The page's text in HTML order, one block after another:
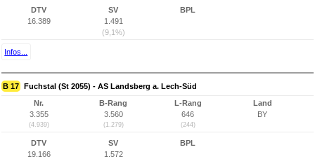
DTV
16.389
SV
1.491
(9,1%)
BPL
Infos...
B 17 Fuchstal (St 2055) - AS Landsberg a. Lech-Süd
Nr.
3.355
(4.939)
B-Rang
3.560
(1.279)
L-Rang
646
(244)
Land
BY
DTV
19.166
SV
1.572
BPL